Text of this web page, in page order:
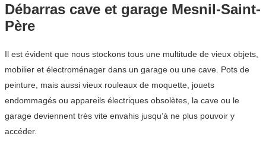
Débarras cave et garage Mesnil-Saint-
Père
Il est évident que nous stockons tous une multitude de vieux objets,
mobilier et électroménager dans un garage ou une cave. Pots de
peinture, mais aussi vieux rouleaux de moquette, jouets
endommagés ou appareils électriques obsolètes, la cave ou le
garage deviennent très vite envahis jusqu’à ne plus pouvoir y
accéder.